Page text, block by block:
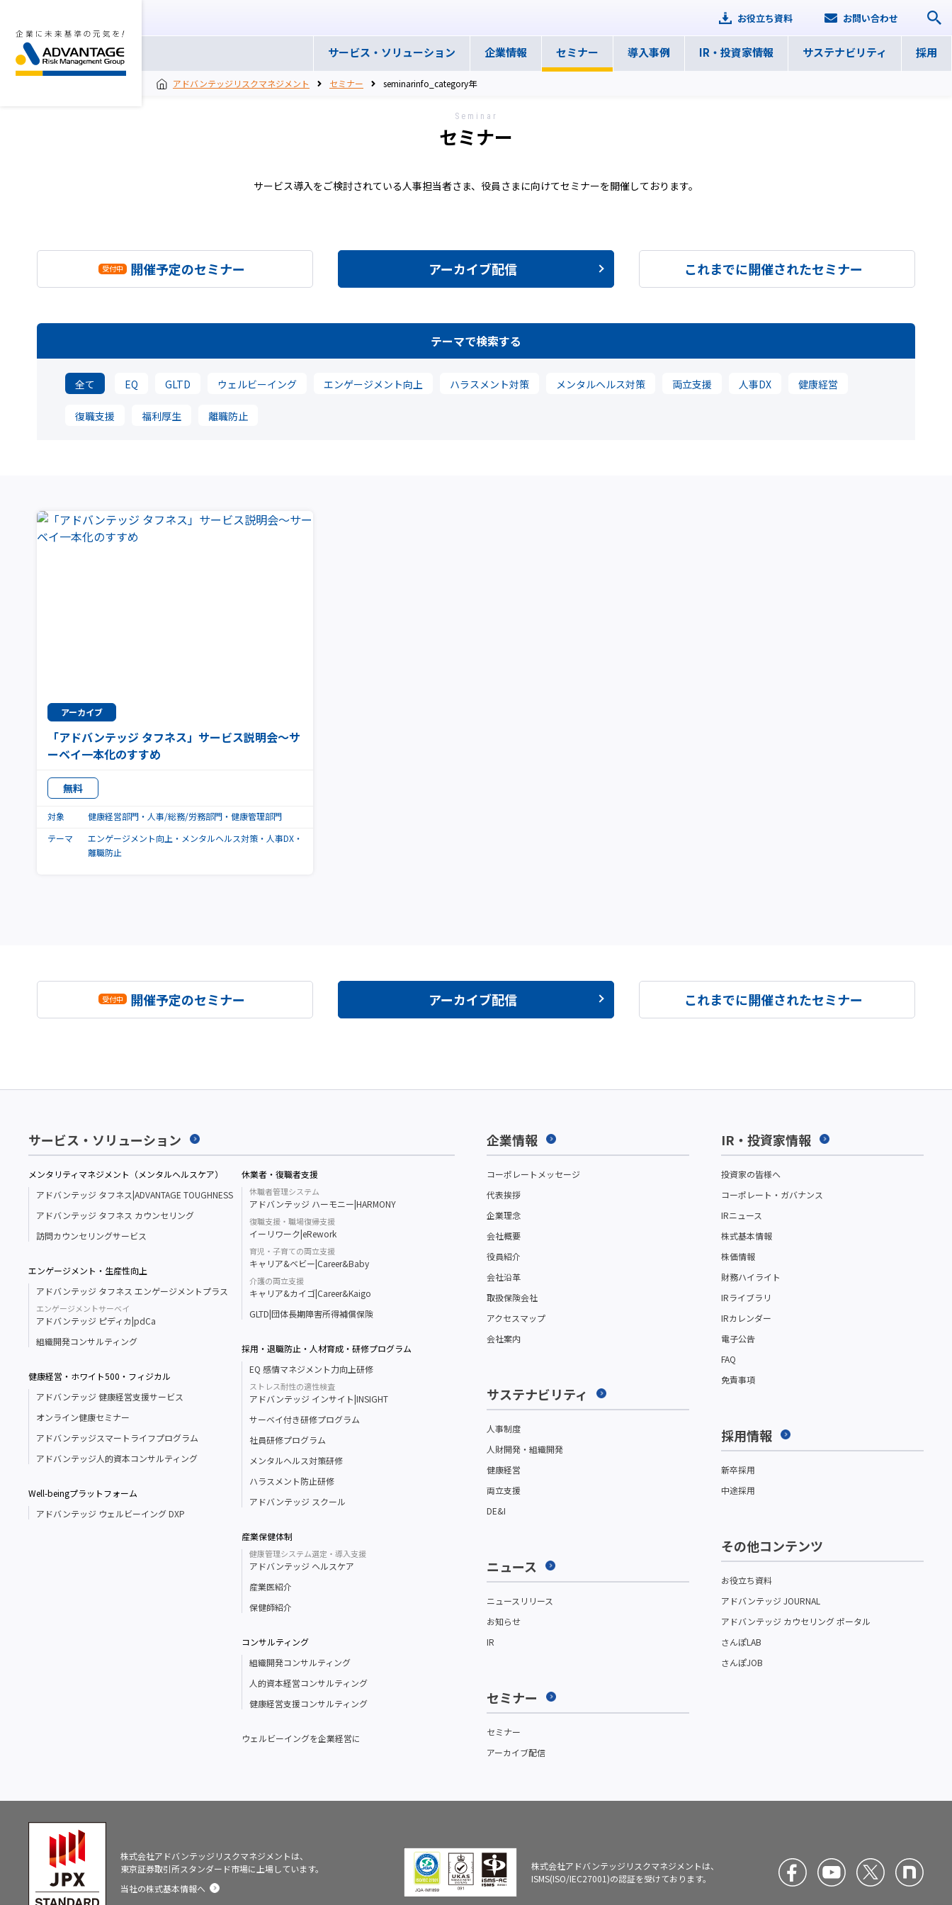
サービス・ ソリューション 企業情報 セミナー 導入事例 IR・ 投資家情報 サステナビリティ 採用
お役立ち資料 お問い合わせ
アドバンテッジリスクマネジメント セミナー seminarinfo_category年
Seminar
セミナー
サービス導入をご検討されている人事担当者さま、役員さまに向けてセミナーを開催しております。
開催予定のセミナー アーカイブ配信 これまでに開催されたセミナー
テーマで検索する
全て EQ GLTD ウェルビーイング エンゲージメント向上 ハラスメント対策 メンタルヘルス対策 両立支援 人事DX 健康経営
復職支援 福利厚生 離職防止
アーカイブ
「アドバンテッジ タフネス」サービス説明会～サ
ーベイ一本化のすすめ
無料
対象 健康経営部門 人事/総務/労務部門
健康管理部門
テーマ
エンゲージメント向上 メンタルヘルス対策
人事DX
離職防止
開催予定のセミナー アーカイブ配信 これまでに開催されたセミナー
サービス・ソリューション
メンタリティマネジメント（メンタルヘルスケア）
アドバンテッジ タフネス|ADVANTAGE TOUGHNESS
アドバンテッジ タフネス カウンセリング
訪問カウンセリングサービス
エンゲージメント・生産性向上
アドバンテッジ タフネス エンゲージメントプラス
エンゲージメントサーベイ
アドバンテッジ ピディカ|pdCa
組織開発コンサルティング
健康経営・ホワイト500・フィジカル
アドバンテッジ 健康経営支援サービス
オンライン健康セミナー
アドバンテッジスマートライフプログラム
アドバンテッジ人的資本コンサルティング
Well-beingプラットフォーム
アドバンテッジ ウェルビーイング DXP
休業者・復職者支援
休職者管理システム
アドバンテッジ ハーモニー|HARMONY
復職支援・職場復帰支援
イーリワーク|eRework
育児・子育ての両立支援
キャリア&ベビー|Career&Baby
介護の両立支援
キャリア&カイゴ|Career&Kaigo
GLTD|団体長期障害所得補償保険
採用・退職防止・人材育成・研修プログラム
EQ 感情マネジメント力向上研修
ストレス耐性の適性検査
アドバンテッジ インサイト|INSIGHT
サーベイ付き研修プログラム
社員研修プログラム
メンタルヘルス対策研修
ハラスメント防止研修
アドバンテッジ スクール
産業保健体制
健康管理システム選定・導入支援
アドバンテッジ ヘルスケア
産業医紹介
保健師紹介
コンサルティング
組織開発コンサルティング
人的資本経営コンサルティング
健康経営支援コンサルティング
ウェルビーイングを企業経営に
企業情報
コーポレートメッセージ
代表挨拶
企業理念
会社概要
役員紹介
会社沿革
取扱保険会社
アクセスマップ
会社案内
サステナビリティ
人事制度
人財開発・組織開発
健康経営
両立支援
DE&I
ニュース
ニュースリリース
お知らせ
IR
セミナー
セミナー
アーカイブ配信
IR・投資家情報
投資家の皆様へ
コーポレート・ガバナンス
IRニュース
株式基本情報
株価情報
財務ハイライト
IRライブラリ
IRカレンダー
電子公告
FAQ
免責事項
採用情報
新卒採用
中途採用
その他コンテンツ
お役立ち資料
アドバンテッジ JOURNAL
アドバンテッジ カウセリング ポータル
さんぽLAB
さんぽJOB
株式会社アドバンテッジリスクマネジメントは、
東京証券取引所スタンダード市場に上場しています。
当社の株式基本情報へ
株式会社アドバンテッジリスクマネジメントは、
ISMS(ISO/IEC27001)の認証を受けております。